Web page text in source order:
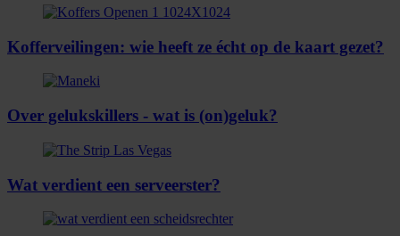
Kofferveilingen: wie heeft ze écht op de kaart gezet?
Over gelukskillers - wat is (on)geluk?
Wat verdient een serveerster?